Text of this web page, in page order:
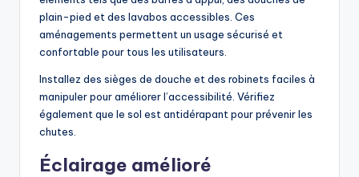
plain-pied et des lavabos accessibles. Ces
aménagements permettent un usage sécurisé et
confortable pour tous les utilisateurs.
Installez des sièges de douche et des robinets faciles à
manipuler pour améliorer l’accessibilité. Vérifiez
également que le sol est antidérapant pour prévenir les
chutes.
Éclairage amélioré